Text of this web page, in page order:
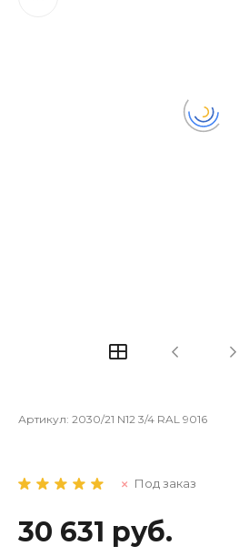
Артикул: 2030/21 N12 3/4 RAL 9016
Под заказ
30 631 руб.